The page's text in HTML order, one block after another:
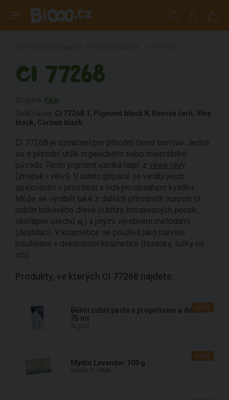
CI 77268
Fajn
CI 77268:1, Pigment black 8, Révová čerň, Vine
black, Carbon black
CI 77268 je označení pro přírodní černé barvivo. Jedná
se o přírodní uhlík organického nebo minerálního
původu. Tento pigment vzniká např. z vinné révy
(zrníček i větví). V tomto případě se vyrábí jejich
spalováním v prostředí s nízkým obsahem kyslíku.
Může se vyrábět také z dalších přírodních surovin (z
hoblin bukového dřeva či břízy, broskvových pecek,
skořápek ořechů aj.) a jinými výrobními metodami
(destilací). V kosmetice se používá jako barvivo
používané v dekorativní kosmetice (řasenky, tužky na
oči).
Produkty, ve kterých CI 77268 najdete:
Bělicí zubní pasta s propolisem a dentie
75 ml
detail
Mýdlo Lavender 100 g
detail